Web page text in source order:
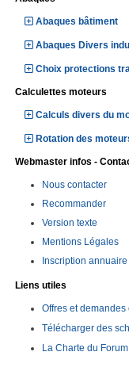
Abaques bâtiment
Abaques Divers
Choix protections
Calculettes moteurs
Calculs divers du
Rotation des
Webmaster infos -
Nous contacter
Recommander
Version texte
Mentions Légales
Inscription annuaire
Liens utiles
Offres et demandes
Télécharger des
La Charte du Forum